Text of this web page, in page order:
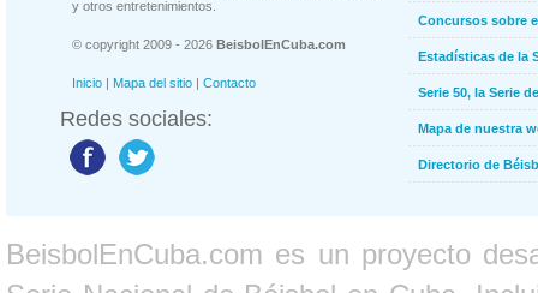
y otros entretenimientos.
© copyright 2009 - 2026 BeisbolEnCuba.com
Inicio | Mapa del sitio | Contacto
Redes sociales:
Concursos sobre
Estadísticas de la
Serie 50, la Serie
Mapa de nuestra
Directorio de
BeisbolEnCuba.com es un proyecto